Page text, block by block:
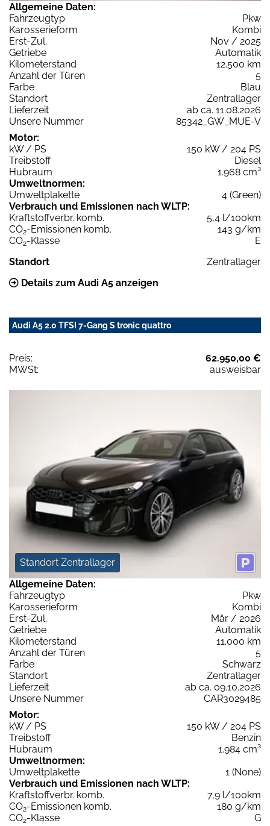
Allgemeine Daten:
Fahrzeugtyp
Pkw
Karosserieform
Kombi
Erst-Zul.
Nov / 2025
Getriebe
Automatik
Kilometerstand
12.500 km
Anzahl der Türen
5
Farbe
Blau
Standort
Zentrallager
Lieferzeit
ab ca. 11.08.2026
Unsere Nummer
85342_GW_MUE-V
Motor:
kW / PS
150 kW / 204 PS
Treibstoff
Diesel
Hubraum
1.968 cm³
Umweltnormen:
Umweltplakette
4 (Green)
Verbrauch und Emissionen nach WLTP:
Kraftstoffverbr. komb.
5,4 l/100km
CO2-Emissionen komb.
143 g/km
CO2-Klasse
E
Standort
Zentrallager
Details zum Audi A5 anzeigen
Audi A5 2.0 TFSI 7-Gang S tronic quattro
Preis:
62.950,00 €
MWSt:
ausweisbar
Standort Zentrallager
Allgemeine Daten:
Fahrzeugtyp
Pkw
Karosserieform
Kombi
Erst-Zul.
Mär / 2026
Getriebe
Automatik
Kilometerstand
11.000 km
Anzahl der Türen
5
Farbe
Schwarz
Standort
Zentrallager
Lieferzeit
ab ca. 09.10.2026
Unsere Nummer
CAR3029485
Motor:
kW / PS
150 kW / 204 PS
Treibstoff
Benzin
Hubraum
1.984 cm³
Umweltnormen:
Umweltplakette
1 (None)
Verbrauch und Emissionen nach WLTP:
Kraftstoffverbr. komb.
7,9 l/100km
CO2-Emissionen komb.
180 g/km
CO2-Klasse
G